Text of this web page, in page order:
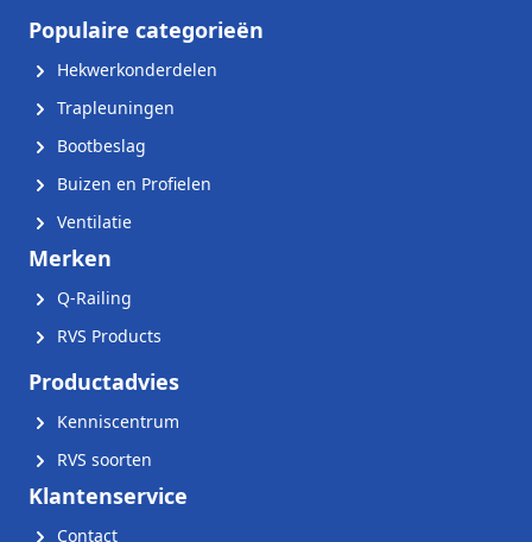
Populaire categorieën
Hekwerkonderdelen
Trapleuningen
Bootbeslag
Buizen en Profielen
Ventilatie
Merken
Q-Railing
RVS Products
Productadvies
Kenniscentrum
RVS soorten
Klantenservice
Contact